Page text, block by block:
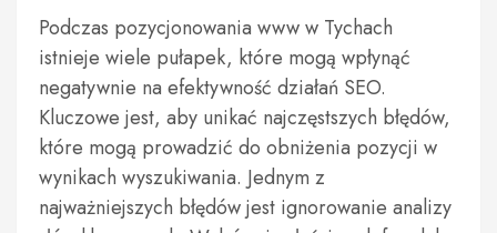
Podczas pozycjonowania www w Tychach
istnieje wiele pułapek, które mogą wpłynąć
negatywnie na efektywność działań SEO.
Kluczowe jest, aby unikać najczęstszych błędów,
które mogą prowadzić do obniżenia pozycji w
wynikach wyszukiwania. Jednym z
najważniejszych błędów jest ignorowanie analizy